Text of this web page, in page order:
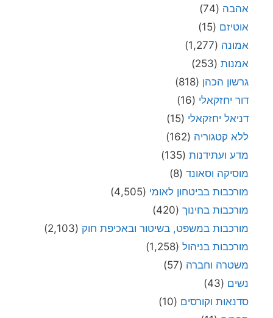
אהבה (74)
אוטיזם (15)
אמונה (1,277)
אמנות (253)
גרשון הכהן (818)
דור יחזקאלי (16)
דניאל יחזקאלי (15)
ללא קטגוריה (162)
מדע ועתידנות (135)
מוסיקה וסאונד (8)
מורכבות בביטחון לאומי (4,505)
מורכבות בחינוך (420)
מורכבות במשפט, בשיטור ובאכיפת חוק (2,103)
מורכבות בניהול (1,258)
משטרה וחברה (57)
נשים (43)
סדנאות וקורסים (10)